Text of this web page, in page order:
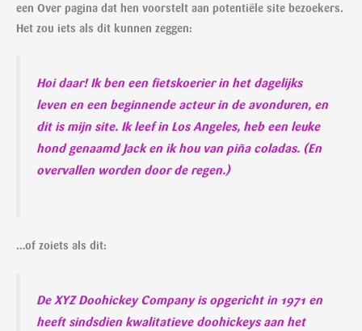
een Over pagina dat hen voorstelt aan potentiële site bezoekers.
Het zou iets als dit kunnen zeggen:
Hoi daar! Ik ben een fietskoerier in het dagelijks
leven en een beginnende acteur in de avonduren, en
dit is mijn site. Ik leef in Los Angeles, heb een leuke
hond genaamd Jack en ik hou van piña coladas. (En
overvallen worden door de regen.)
…of zoiets als dit:
De XYZ Doohickey Company is opgericht in 1971 en
heeft sindsdien kwalitatieve doohickeys aan het